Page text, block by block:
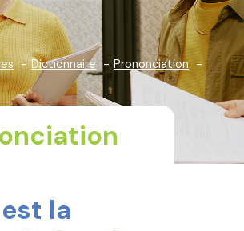
Dictionnaire
Prononciation
la